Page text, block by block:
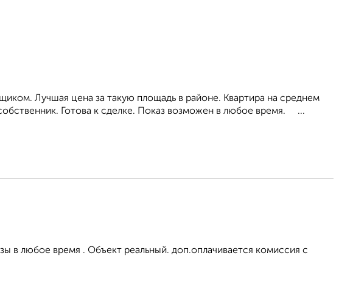
Лучшая цена за такую площадь в районе. Квартира на среднем
Готова к сделке. Показ возможен в любое время. ...
в любое время . Объект реальный. доп.оплачивается комиссия с